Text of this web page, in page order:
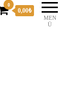
MEN
Ü
0
0,00₺